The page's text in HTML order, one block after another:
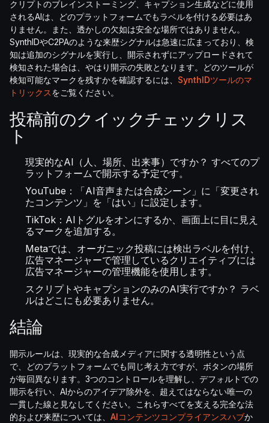
クリプトのブレインストーミング、キャプション生成などに使用
されるAIは、どのプラットフォームでもラベルを付ける必要はあ
りません。また、透かしの欠如は安全な場所ではありません。
SynthIDやC2PAのような来歴シグナルは急速に広まっており、検
知は追加のシグナルを実行し、開示されずにアップロードされて
検知された場合は、やはり開示の失敗となります。どのツールが
検知可能なマークを残すかを確認するには、 SynthIDツールのマ
トリックスをご覧ください。
投稿前のクイックチェックリス
ト
現実的なAI（人、場所、出来事）ですか？ すべてのプ
ラットフォームで開示する予定です。
YouTube：「AI音声または合成シーン」に「変更され
たコンテンツ」を「はい」に設定します。
TikTok：AIトグルをオンにするか、画面上に目に見え
るマークを追加する。
Metaでは、オーガニック投稿には検出ラベルを付け、
広告マネージャーで管理しているクリエイティブには
広告マネージャーの管理機能を使用します。
スクリプトやキャプションのみのAI実行ですか？ ラベ
ルはどこにも必要ありません。
結論
開示ルールは、現実的な合成メディアに関する透明性という点
で、どのプラットフォームでも同じ考え方ですが、ボタンの場所
が毎回異なります。3つのコントロールを理解し、デフォルトでの
開示を行い、AIからのアイデア除外を、超えてはならない唯一の
一貫した線と見なしてください。これらすべてを支える完全な法
的および来歴については、 AIコンテンツコンプライアンスハブか